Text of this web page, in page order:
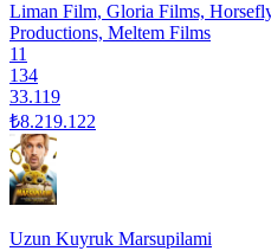
Liman Film, Gloria Films,
Productions, Meltem Films
11
134
33.119
₺8.219.122
Uzun Kuyruk Marsupilami